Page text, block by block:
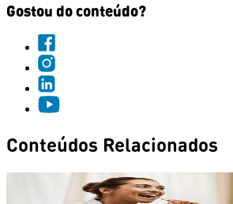
Gostou do conteúdo?
Conteúdos Relacionados
Cuidar da boca é cuidar da saúde